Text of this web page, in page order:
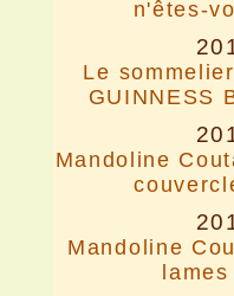
n'êtes-
Le
GUINNESS
Mandoline
Mandoline